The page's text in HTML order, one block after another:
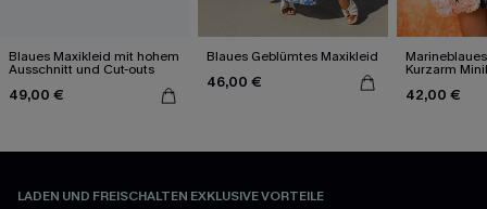
Blaues Maxikleid mit hohem
Ausschnitt und Cut-outs
49,00 €
Blaues Geblümtes Maxikleid
46,00 €
Kurzarm
42,00 €
LADEN UND FREISCHALTEN EXKLUSIVE VORTEILE